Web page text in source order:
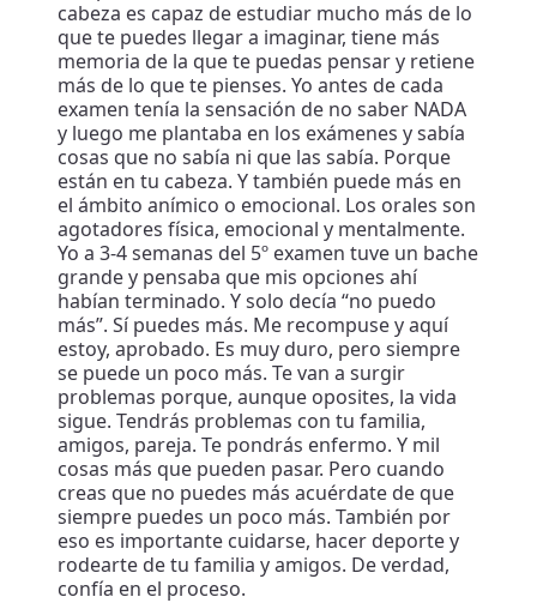
cabeza es capaz de estudiar mucho más de lo
que te puedes llegar a imaginar, tiene más
memoria de la que te puedas pensar y retiene
más de lo que te pienses. Yo antes de cada
examen tenía la sensación de no saber NADA
y luego me plantaba en los exámenes y sabía
cosas que no sabía ni que las sabía. Porque
están en tu cabeza. Y también puede más en
el ámbito anímico o emocional. Los orales son
agotadores física, emocional y mentalmente.
Yo a 3-4 semanas del 5º examen tuve un bache
grande y pensaba que mis opciones ahí
habían terminado. Y solo decía “no puedo
más”. Sí puedes más. Me recompuse y aquí
estoy, aprobado. Es muy duro, pero siempre
se puede un poco más. Te van a surgir
problemas porque, aunque oposites, la vida
sigue. Tendrás problemas con tu familia,
amigos, pareja. Te pondrás enfermo. Y mil
cosas más que pueden pasar. Pero cuando
creas que no puedes más acuérdate de que
siempre puedes un poco más. También por
eso es importante cuidarse, hacer deporte y
rodearte de tu familia y amigos. De verdad,
confía en el proceso.